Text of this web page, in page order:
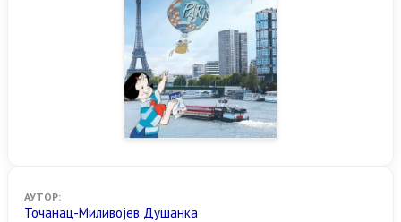
АУТОР:
Точанац-Миливојев Душанка